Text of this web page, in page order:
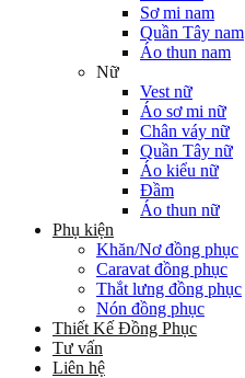
Sơ mi nam
Quần Tây nam
Áo thun nam
Nữ
Vest nữ
Áo sơ mi nữ
Chân váy nữ
Quần Tây nữ
Áo kiểu nữ
Đầm
Áo thun nữ
Phụ kiện
Khăn/Nơ đồng phục
Caravat đồng phục
Thắt lưng đồng phục
Nón đồng phục
Thiết Kế Đồng Phục
Tư vấn
Liên hệ